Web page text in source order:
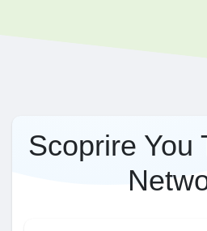
Scoprire You